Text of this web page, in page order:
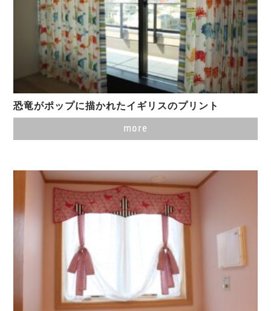
恐竜がポップに描かれたイギリスのプリント
more